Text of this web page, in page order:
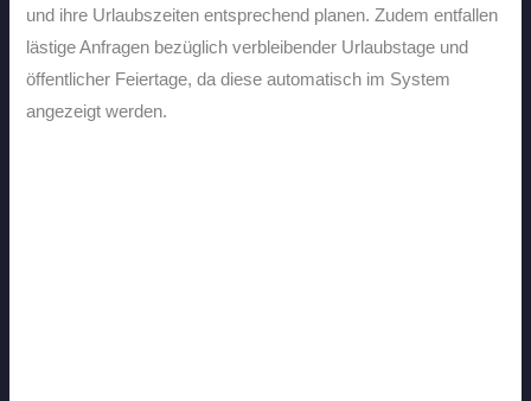
und ihre Urlaubszeiten entsprechend planen. Zudem entfallen
lästige Anfragen bezüglich verbleibender Urlaubstage und
öffentlicher Feiertage, da diese automatisch im System
angezeigt werden.